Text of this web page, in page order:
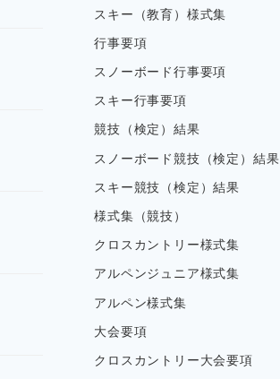
スキー（教育）様式集
行事要項
スノーボード行事要項
スキー行事要項
競技（検定）結果
スノーボード競技（検定）結果
スキー競技（検定）結果
様式集（競技）
クロスカントリー様式集
アルペンジュニア様式集
アルペン様式集
大会要項
クロスカントリー大会要項